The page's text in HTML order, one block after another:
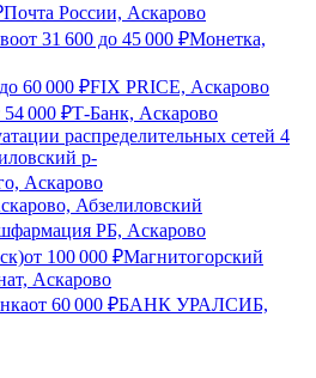
Почта России, Аскарово
от 31 600 до 45 000 ₽Монетка,
до 60 000 ₽FIX PRICE, Аскарово
54 000 ₽Т-Банк, Аскарово
распределительных сетей 4
р-
Аскарово
Абзелиловский
РБ, Аскарово
от 100 000 ₽Магнитогорский
Аскарово
от 60 000 ₽БАНК УРАЛСИБ,